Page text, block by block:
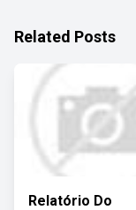
Related Posts
Relatório Do